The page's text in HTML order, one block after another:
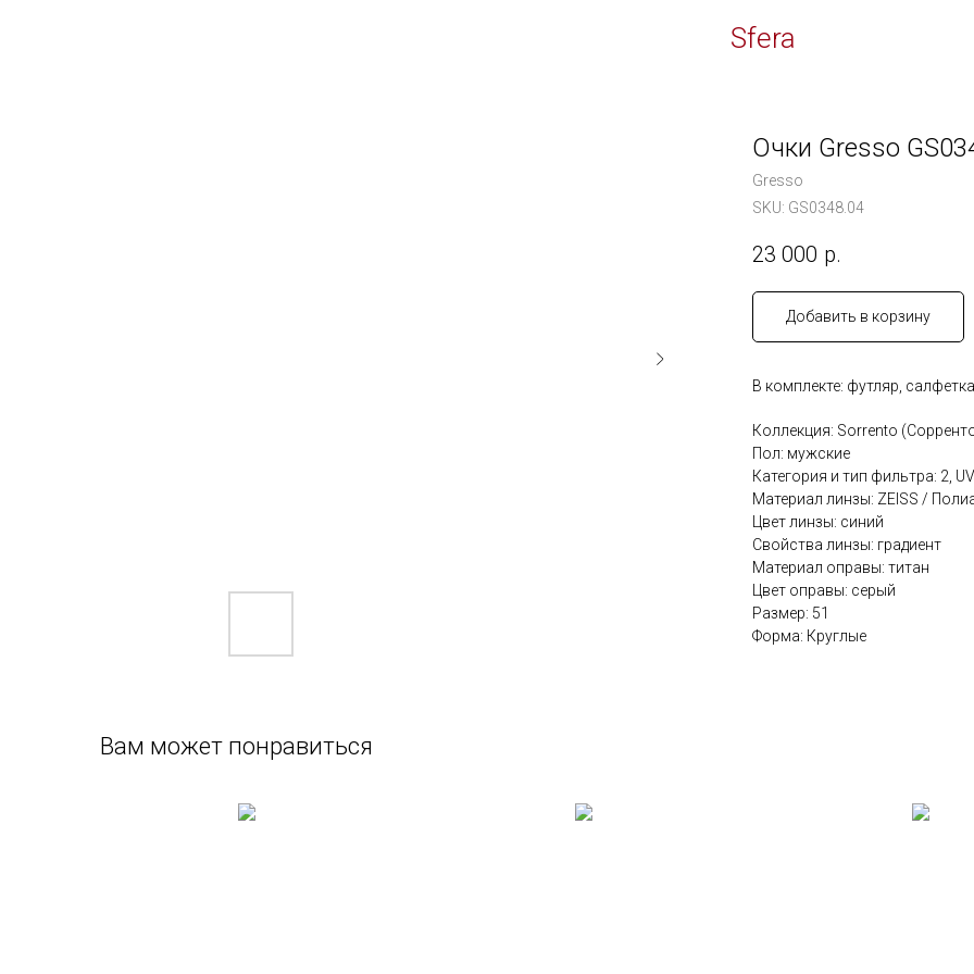
Sfera
Очки Gresso
Gresso
SKU: GS0348.04
23 000 р.
Добавить в корзину
В комплекте: футляр,
Коллекция: Sorrento
Пол: мужские
Категория и тип фильтра: 2,
Материал линзы: ZEISS /
Цвет линзы: синий
Cвойства линзы: градиент
Материал оправы: титан
Цвет оправы: серый
Размер: 51
Форма: Круглые
Вам может понравиться